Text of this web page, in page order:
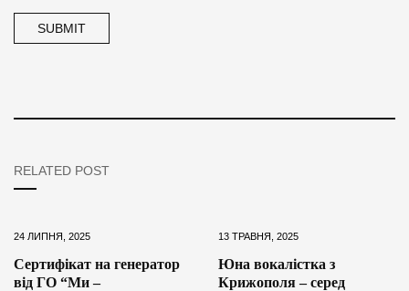
RELATED POST
24 ЛИПНЯ, 2025
Сертифікат на генератор
від ГО “Ми –
13 ТРАВНЯ, 2025
Юна вокалістка з
Крижополя – серед